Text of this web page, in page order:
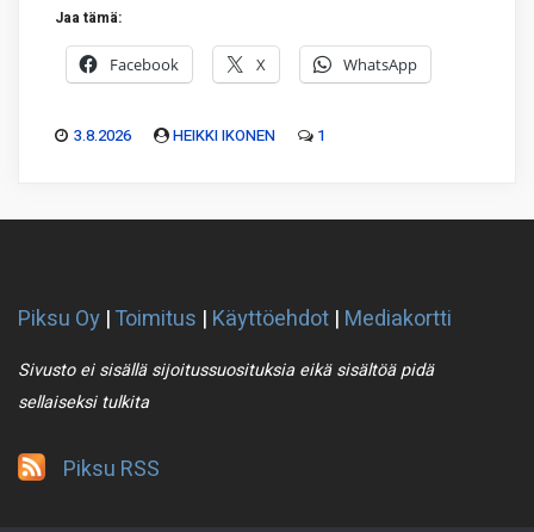
Jaa tämä:
Facebook X WhatsApp
3.8.2026 HEIKKI IKONEN 1
Piksu Oy |Toimitus | Käyttöehdot | Mediakortti
Sivusto ei sisällä sijoitussuosituksia eikä sisältöä pidä
sellaiseksi tulkita
Piksu RSS